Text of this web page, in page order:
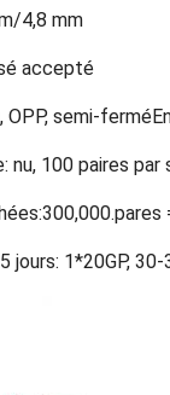
4,8 mm
accepté
OPP, semi-fermé
nu, 100 paires
jours: 1*20GP,